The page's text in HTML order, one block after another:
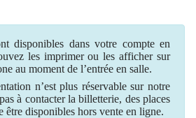
disponibles dans votre compte en
les imprimer ou les afficher sur
au moment de l’entrée en salle.
n’est plus réservablesur notre
à contacter la billetterie, des places
être disponibles hors vente en ligne.